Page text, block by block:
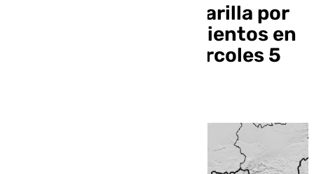
Activada la alerta amarilla por
lluvias, tormentas y vientos en
Málaga para este miércoles 5